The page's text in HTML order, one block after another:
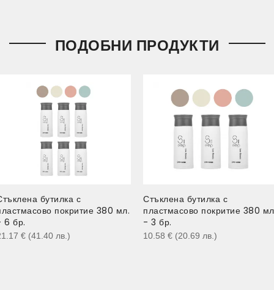
ПОДОБНИ ПРОДУКТИ
бутилка с
покритие 380 мл.
6 бр.
€ (41.40 лв. )
Стъклена бутилка с
пластмасово покритие 380
- 3 бр.
10.58 € (20.69 лв. )